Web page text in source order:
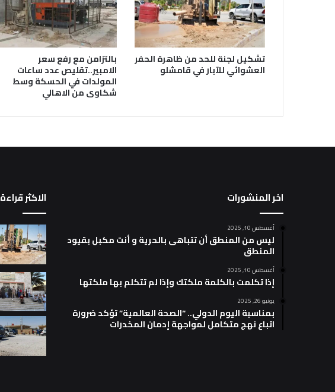
تشكيل لجنة للحد من ظاهرة الحفر
العشوائي للآبار في قامشلو
بالتزامن مع رفع سعر
الامبير..تقليص عدد ساعات
المولدات في الحسكة وسط
شكاوى من الاهالي
اخر المنشورات
أغسطس 10, 2025
ليس من المنطق أن تتباهى بالحرية و أنت مكبل بقيود
المنطق
أغسطس 10, 2025
إذا تكلمت بالكلمة ملكتك وإذا لم تتكلم بها ملكتها
يونيو 26, 2025
بمناسبة اليوم الدولي.. “الصحة العالمية” تؤكد ضرورة
اتباع نهج متكامل لمواجهة إدمان المخدرات
الاكثر قراءة